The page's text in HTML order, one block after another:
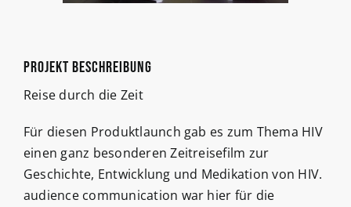
Projekt Beschreibung
Reise durch die Zeit
Für diesen Produktlaunch gab es zum Thema HIV
einen ganz besonderen Zeitreisefilm zur
Geschichte, Entwicklung und Medikation von HIV.
audience communication war hier für die